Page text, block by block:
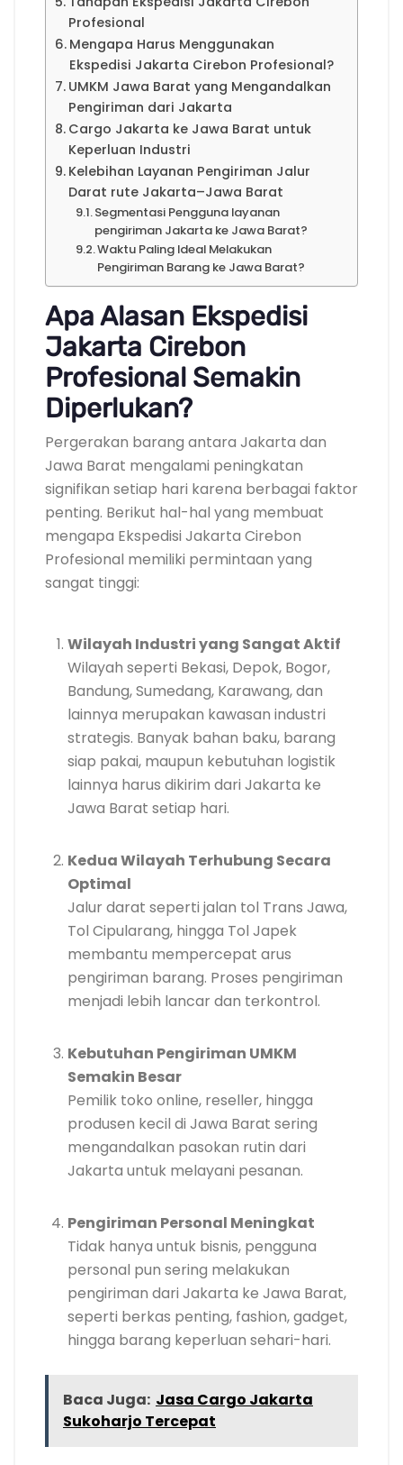
Profesional
Mengapa Harus Menggunakan
Ekspedisi Jakarta Cirebon Profesional?
UMKM Jawa Barat yang Mengandalkan
Pengiriman dari Jakarta
Cargo Jakarta ke Jawa Barat untuk
Keperluan Industri
Kelebihan Layanan Pengiriman Jalur
Darat rute Jakarta–Jawa Barat
Segmentasi Pengguna layanan
pengiriman Jakarta ke Jawa Barat?
Waktu Paling Ideal Melakukan
Pengiriman Barang ke Jawa Barat?
Apa Alasan Ekspedisi
Jakarta Cirebon
Profesional Semakin
Diperlukan?
Pergerakan barang antara Jakarta dan
Jawa Barat mengalami peningkatan
signifikan setiap hari karena berbagai faktor
penting. Berikut hal-hal yang membuat
mengapa Ekspedisi Jakarta Cirebon
Profesional memiliki permintaan yang
sangat tinggi:
Wilayah Industri yang Sangat Aktif
Wilayah seperti Bekasi, Depok, Bogor,
Bandung, Sumedang, Karawang, dan
lainnya merupakan kawasan industri
strategis. Banyak bahan baku, barang
siap pakai, maupun kebutuhan logistik
lainnya harus dikirim dari Jakarta ke
Jawa Barat setiap hari.
Kedua Wilayah Terhubung Secara
Optimal
Jalur darat seperti jalan tol Trans Jawa,
Tol Cipularang, hingga Tol Japek
membantu mempercepat arus
pengiriman barang. Proses pengiriman
menjadi lebih lancar dan terkontrol.
Kebutuhan Pengiriman UMKM
Semakin Besar
Pemilik toko online, reseller, hingga
produsen kecil di Jawa Barat sering
mengandalkan pasokan rutin dari
Jakarta untuk melayani pesanan.
Pengiriman Personal Meningkat
Tidak hanya untuk bisnis, pengguna
personal pun sering melakukan
pengiriman dari Jakarta ke Jawa Barat,
seperti berkas penting, fashion, gadget,
hingga barang keperluan sehari-hari.
Baca Juga: Jasa Cargo Jakarta
Sukoharjo Tercepat